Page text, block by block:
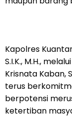
Kapolres
S.I.K., M.H.,
Krisnata Kaban,
terus
berpotensi
ketertiban